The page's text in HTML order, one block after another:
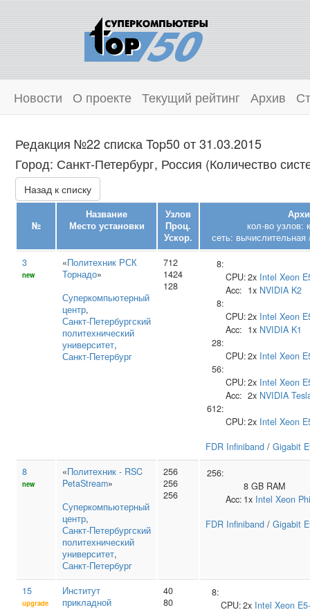
Новости О проекте Текущий рейтинг Архив
Редакция №22 списка Top50 от 31.03.2015
Город: Санкт-Петербург, Россия (Количество
Назад к списку
№
Название
Место установки
Узлов
Проц.
Ускор.
кол-во узлов:
сеть: вычислительная
3
new
«Политехник РСК
Торнадо»
Суперкомпьютерный
центр,
Санкт‑Петербургский
политехнический
университет,
Санкт-Петербург
712
1424
128
8:
CPU:2x Intel Xeon
Acc: 1x NVIDIA K2
8:
CPU:2x Intel Xeon
Acc: 1x NVIDIA K1
28:
CPU:2x Intel Xeon
56:
CPU:2x Intel Xeon
Acc: 2x NVIDIA
612:
CPU:2x Intel Xeon
FDR Infiniband / Gigabit
8
new
«Политехник - RSC
PetaStream»
Суперкомпьютерный
центр,
Санкт‑Петербургский
политехнический
университет,
Санкт-Петербург
256
256
256
256:
8 GB RAM
Acc: 1x Intel Xeon
FDR Infiniband / Gigabit
15
upgrade
Институт
прикладной
40
80
8:
CPU:2x Intel Xeon